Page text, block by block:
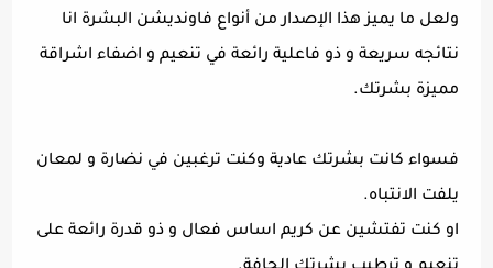
ولعل ما يميز هذا الإصدار من أنواع فاونديشن البشرة انا
نتائجه سريعة و ذو فاعلية رائعة في تنعيم و اضفاء اشراقة
مميزة بشرتك.
فسواء كانت بشرتك عادية وكنت ترغبين في نضارة و لمعان
يلفت الانتباه.
او كنت تفتشين عن كريم اساس فعال و ذو قدرة رائعة على